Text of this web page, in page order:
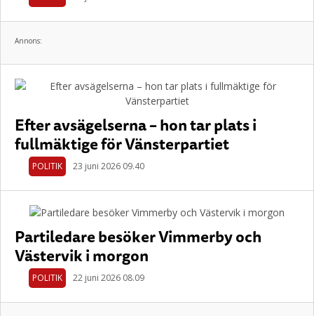
Annons:
Efter avsägelserna – hon tar plats i
fullmäktige för Vänsterpartiet
POLITIK 23 juni 2026 09.40
Partiledare besöker Vimmerby och
Västervik i morgon
POLITIK 22 juni 2026 08.09